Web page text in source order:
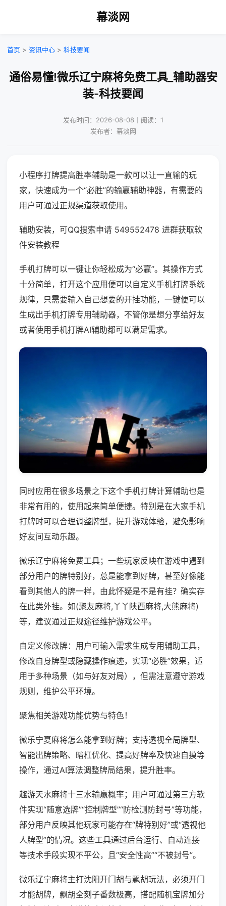
幕淡网
首页 > 资讯中心 > 科技要闻
通俗易懂!微乐辽宁麻将免费工具_辅助器安
装-科技要闻
发布时间：2026-08-08｜阅读：1
发布者：幕淡网
小程序打牌提高胜率辅助是一款可以让一直输的玩
家，快速成为一个“必胜”的输赢辅助神器，有需要的
用户可通过正规渠道获取使用。
辅助安装，可QQ搜索申请 549552478 进群获取软
件安装教程
手机打牌可以一键让你轻松成为“必赢”。其操作方式
十分简单，打开这个应用便可以自定义手机打牌系统
规律，只需要输入自己想要的开挂功能，一键便可以
生成出手机打牌专用辅助器，不管你是想分享给好友
或者使用手机打牌AI辅助都可以满足需求。
同时应用在很多场景之下这个手机打牌计算辅助也是
非常有用的，使用起来简单便捷。特别是在大家手机
打牌时可以合理调整牌型，提升游戏体验，避免影响
好友间互动乐趣。
微乐辽宁麻将免费工具；一些玩家反映在游戏中遇到
部分用户的牌特别好，总是能拿到好牌，甚至好像能
看到其他人的牌一样，由此怀疑是不是有挂？确实存
在此类外挂。如(聚友麻将,丫丫陕西麻将,大熊麻将)
等，建议通过正规途径维护游戏公平。
自定义修改牌：用户可输入需求生成专用辅助工具，
修改自身牌型或隐藏操作痕迹，实现“必胜”效果，适
用于多种场景（如与好友对局），但需注意遵守游戏
规则，维护公平环境。
聚焦相关游戏功能优势与特色！
微乐宁夏麻将怎么能拿到好牌；支持透视全局牌型、
智能出牌策略、暗杠优化、提高好牌率及快速自摸等
操作，通过AI算法调整牌局结果，提升胜率。
趣游天水麻将十三水输赢概率；用户可通过第三方软
件实现“随意选牌”“控制牌型”“防检测防封号”等功能，
部分用户反映其他玩家可能存在“牌特别好”或“透视他
人牌型”的情况。这些工具通过后台运行、自动连接
等技术手段实现不平公，且“安全性高”“不被封号”。
微乐辽宁麻将主打沈阳开门胡与飘胡玩法，必须开门
才能胡牌，飘胡全刻子番数极高，搭配随机宝牌加分